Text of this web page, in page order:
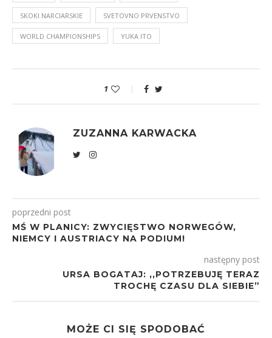
SKOKI NARCIARSKIE SVETOVNO PRVENSTVO
WORLD CHAMPIONSHIPS YUKA ITO
1
ZUZANNA KARWACKA
poprzedni post
MŚ W PLANICY: ZWYCIĘSTWO NORWEGÓW,
NIEMCY I AUSTRIACY NA PODIUM!
następny post
URSA BOGATAJ: ,,POTRZEBUJĘ TERAZ
TROCHĘ CZASU DLA SIEBIE”
MOŻE CI SIĘ SPODOBAĆ